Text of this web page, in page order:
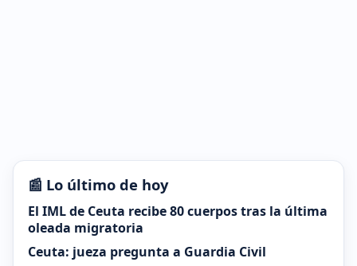
📰 Lo último de hoy
El IML de Ceuta recibe 80 cuerpos tras la última
oleada migratoria
Ceuta: jueza pregunta a Guardia Civil